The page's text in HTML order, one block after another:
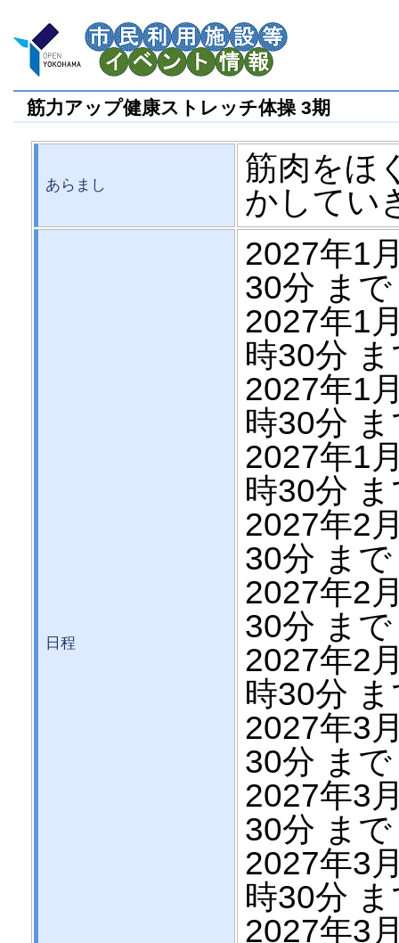
筋力アップ健康ストレッチ体操 3期
あらまし
筋肉をほ
かしてい
日程
2027年1
30分 まで
2027年1
時30分
2027年1
時30分
2027年1
時30分
2027年2
30分 まで
2027年2
30分 まで
2027年2
時30分
2027年3
30分 まで
2027年3
30分 まで
2027年3
時30分
2027年3